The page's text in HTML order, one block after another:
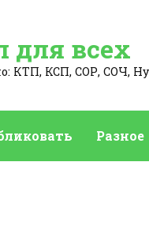
для всех
КТП, КСП, СОР, СОЧ,
Разное